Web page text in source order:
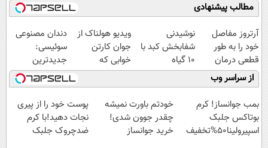
مطالب پیشنهادی
آرتروز مفاصل
خود را به طور
قطعی درمان
کنید!
◗پرسش‌نامه◖
نوشیدنی
شفابخش کبد با
10 گیاه
موثر(تخفیف تا
امشب)
ویدیو هولناک از
جوان کارتن
خوابی که
میلیاردر شد.
آموزش رایگان
دندان مصنوعی
سوئیسی:
جدیدترین
فناوری اروپا،
سبک و مقاوم |
پرداخت قسطی
از سراسر وب
بمب جوانساز! کرم
بوتاکس جلبک
اسپیرولینا50%تخفیف
خودتم باورت نمیشه
چقدر جوون شدی!
خرید جوانساز
پوست خود را از پیری
نجات دهید!با کرم
ضدچروک جلبک